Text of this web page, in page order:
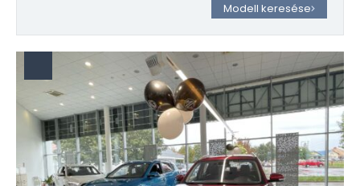
Modell keresése